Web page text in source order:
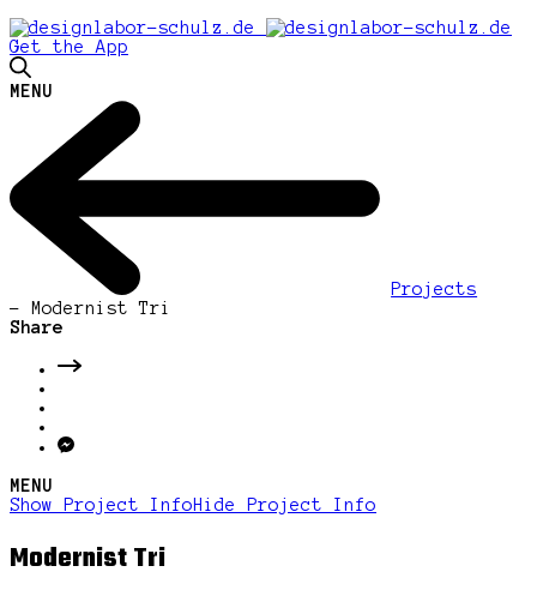
Get the App
MENU
Projects
- Modernist Tri
Share
MENU
Show Project InfoHide Project Info
Modernist Tri